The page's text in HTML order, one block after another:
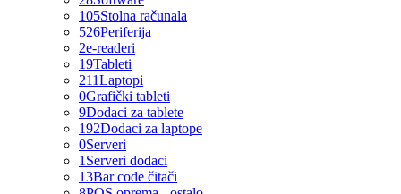
105Stolna računala
526Periferija
2e-readeri
19Tableti
211Laptopi
0Grafički tableti
9Dodaci za tablete
192Dodaci za laptope
0Serveri
1 Serveri dodaci
13Bar code čitači